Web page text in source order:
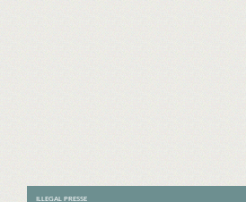
ILLEGAL PRESSE